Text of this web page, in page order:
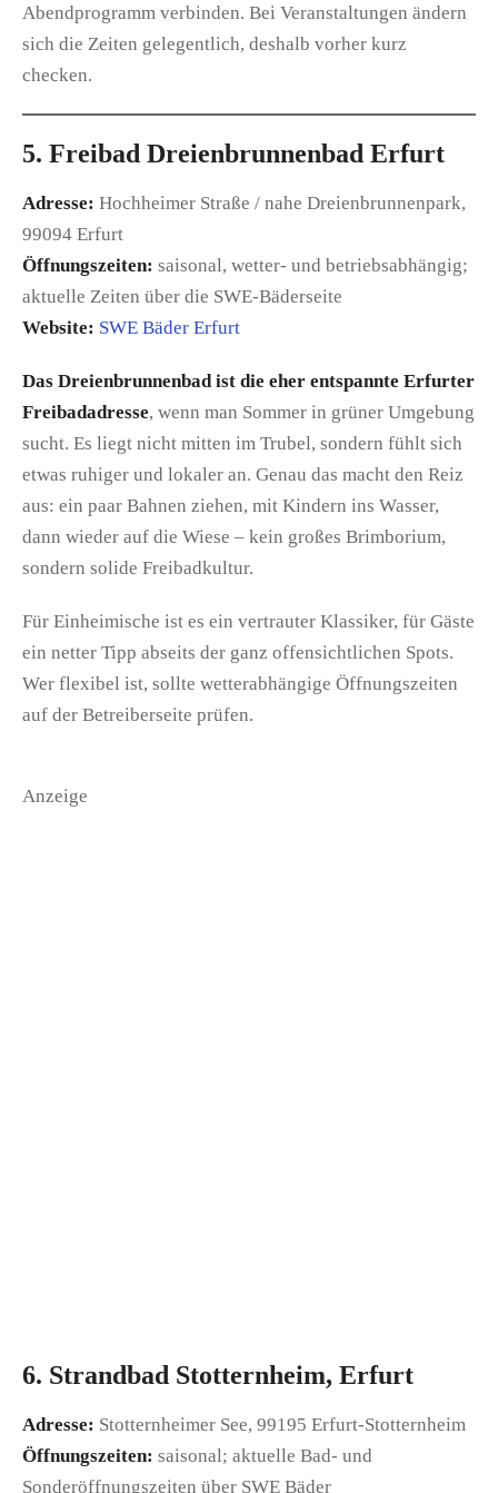
Abendprogramm verbinden. Bei Veranstaltungen ändern
sich die Zeiten gelegentlich, deshalb vorher kurz
checken.
5. Freibad Dreienbrunnenbad Erfurt
Adresse: Hochheimer Straße / nahe Dreienbrunnenpark,
99094 Erfurt
Öffnungszeiten: saisonal, wetter- und betriebsabhängig;
aktuelle Zeiten über die SWE-Bäderseite
Website: SWE Bäder Erfurt
Das Dreienbrunnenbad ist die eher entspannte Erfurter
Freibadadresse, wenn man Sommer in grüner Umgebung
sucht. Es liegt nicht mitten im Trubel, sondern fühlt sich
etwas ruhiger und lokaler an. Genau das macht den Reiz
aus: ein paar Bahnen ziehen, mit Kindern ins Wasser,
dann wieder auf die Wiese – kein großes Brimborium,
sondern solide Freibadkultur.
Für Einheimische ist es ein vertrauter Klassiker, für Gäste
ein netter Tipp abseits der ganz offensichtlichen Spots.
Wer flexibel ist, sollte wetterabhängige Öffnungszeiten
auf der Betreiberseite prüfen.
Anzeige
6. Strandbad Stotternheim, Erfurt
Adresse: Stotternheimer See, 99195 Erfurt-Stotternheim
Öffnungszeiten: saisonal; aktuelle Bad- und
Sonderöffnungszeiten über SWE Bäder